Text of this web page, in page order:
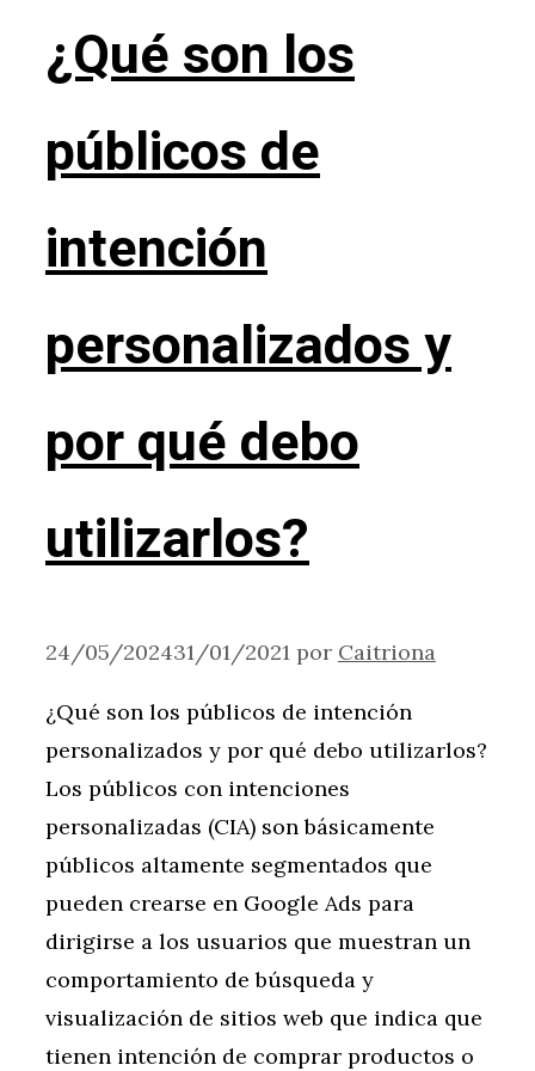
¿Qué son los
públicos de
intención
personalizados y
por qué debo
utilizarlos?
24/05/202431/01/2021 por Caitriona
¿Qué son los públicos de intención
personalizados y por qué debo utilizarlos?
Los públicos con intenciones
personalizadas (CIA) son básicamente
públicos altamente segmentados que
pueden crearse en Google Ads para
dirigirse a los usuarios que muestran un
comportamiento de búsqueda y
visualización de sitios web que indica que
tienen intención de comprar productos o